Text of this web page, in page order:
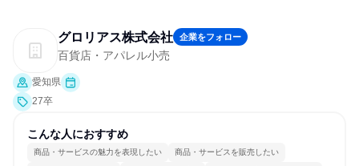
グロリアス株式会社 企業をフォロー
百貨店・アパレル小売
愛知県
27卒
こんな人におすすめ
商品・サービスの魅力を表現したい 商品・サービスを販売したい